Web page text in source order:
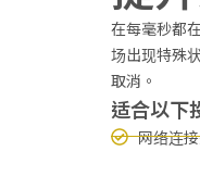
在每毫秒都
场出现特殊
取消。
适合以下
网络连